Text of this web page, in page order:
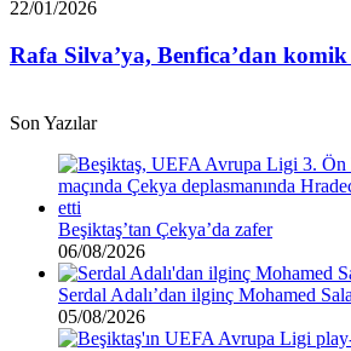
borcu
var”
Rafa
Benfica’dan
komik
22/01/2026
Rafa Silva’ya, Benfica’dan
Son Yazılar
Beşiktaş’tan Çekya’da zafer
06/08/2026
Serdal Adalı’dan ilginç Mohamed
05/08/2026